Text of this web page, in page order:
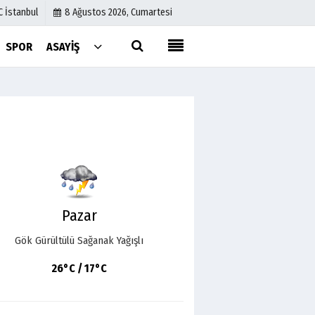
İstanbul 8 Ağustos 2026, Cumartesi
SPOR ASAYIŞ
Pazar
Gök Gürültülü Sağanak Yağışlı
26°C / 17°C